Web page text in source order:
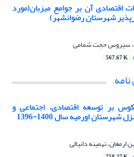
اقتصادی آن بر جوامع میزبان(مورد
شهرستان رضوانشهر)
سیروس حجت شمامی
567.67 K
بر توسعه اقتصادی، اجتماعی و
اورمیه سال 1400-1396
تهمینه دانیالی